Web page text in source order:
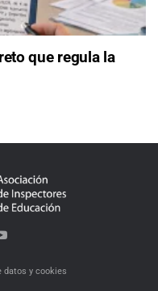
que regula la
datos y cookies